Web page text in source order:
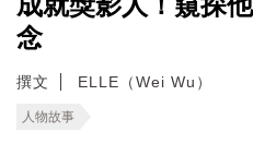
念
撰文 ELLE（Wei Wu）
人物故事